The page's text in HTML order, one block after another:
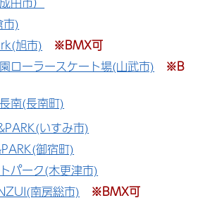
市)
旭市)
※BMX可
ローラースケート場(山武市)
※B
南(長南町)
いすみ市)
御宿町)
パーク(木更津市)
南房総市)
※BMX可